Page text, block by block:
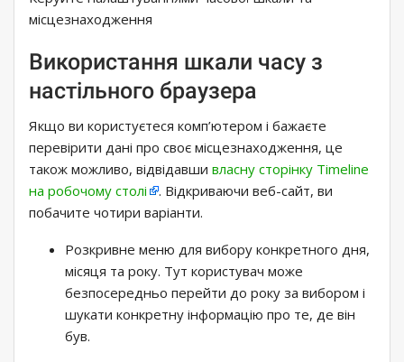
місцезнаходження
Використання шкали часу з
настільного браузера
Якщо ви користуєтеся комп’ютером і бажаєте
перевірити дані про своє місцезнаходження, це
також можливо, відвідавши власну сторінку Timeline
на робочому столі
. Відкриваючи веб-сайт, ви
побачите чотири варіанти.
Розкривне меню для вибору конкретного дня,
місяця та року. Тут користувач може
безпосередньо перейти до року за вибором і
шукати конкретну інформацію про те, де він
був.